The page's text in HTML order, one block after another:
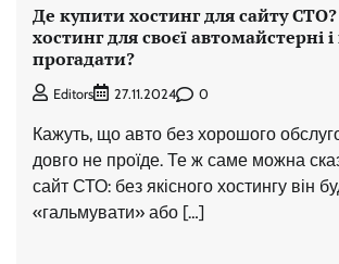
Де купити хостинг для сайту
хостинг для своєї автомайстерні і
прогадати?
Editors 27.11.2024 0
Кажуть, що авто без хорошого
довго не проїде. Те ж саме можна
сайт СТО: без якісного хостингу він
«гальмувати» або […]